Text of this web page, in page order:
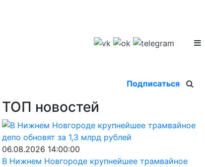
Подписаться
ТОП новостей
06.08.2026 14:00:00
В Нижнем Новгороде крупнейшее трамвайное